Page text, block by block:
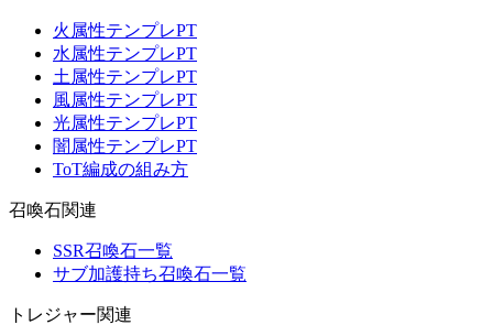
火属性テンプレPT
水属性テンプレPT
土属性テンプレPT
風属性テンプレPT
光属性テンプレPT
闇属性テンプレPT
ToT編成の組み方
召喚石関連
SSR召喚石一覧
サブ加護持ち召喚石一覧
トレジャー関連